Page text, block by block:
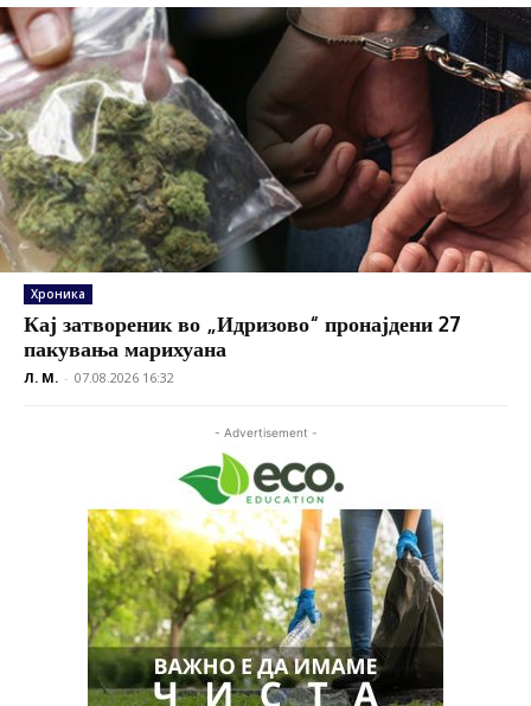
Хроника
Кај затвореник во „Идризово“ пронајдени 27
пакувања марихуана
Л. М. - 07.08.2026 16:32
- Advertisement -